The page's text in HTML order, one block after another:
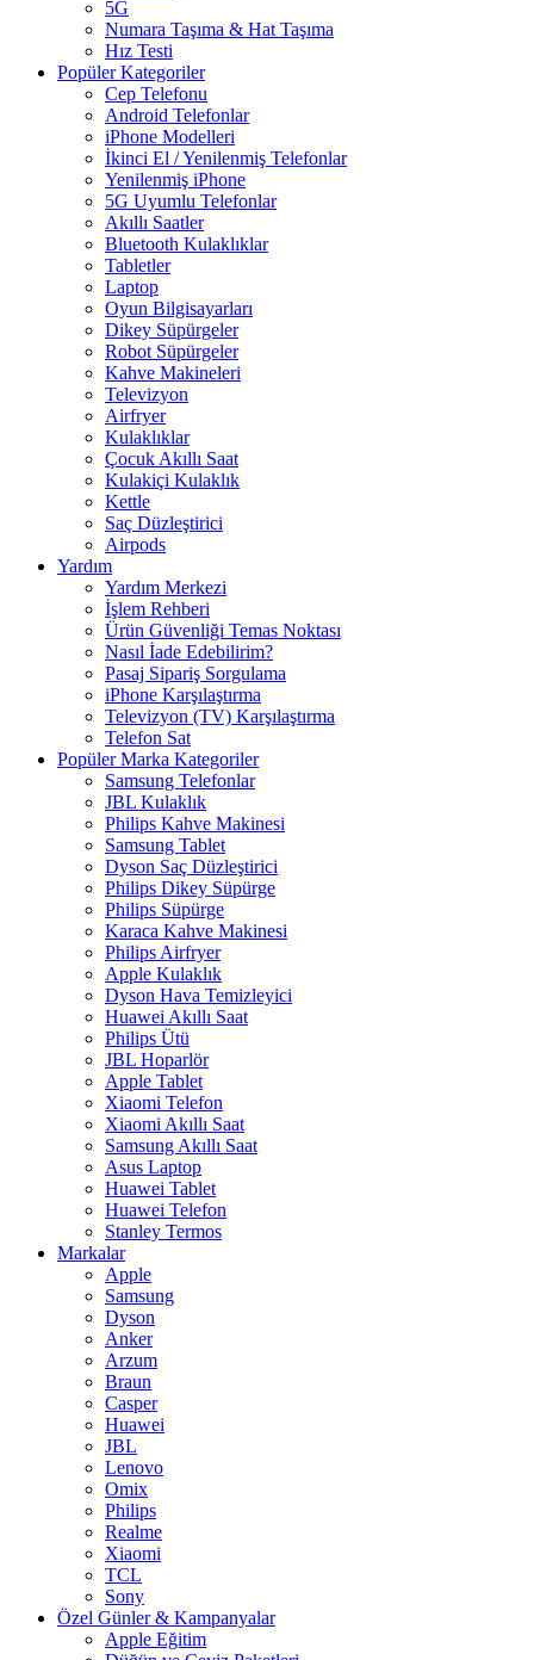
5G
Numara Taşıma & Hat Taşıma
Hız Testi
Popüler Kategoriler
Cep Telefonu
Android Telefonlar
iPhone Modelleri
İkinci El / Yenilenmiş Telefonlar
Yenilenmiş iPhone
5G Uyumlu Telefonlar
Akıllı Saatler
Bluetooth Kulaklıklar
Tabletler
Laptop
Oyun Bilgisayarları
Dikey Süpürgeler
Robot Süpürgeler
Kahve Makineleri
Televizyon
Airfryer
Kulaklıklar
Çocuk Akıllı Saat
Kulakiçi Kulaklık
Kettle
Saç Düzleştirici
Airpods
Yardım
Yardım Merkezi
İşlem Rehberi
Ürün Güvenliği Temas Noktası
Nasıl İade Edebilirim?
Pasaj Sipariş Sorgulama
iPhone Karşılaştırma
Televizyon (TV) Karşılaştırma
Telefon Sat
Popüler Marka Kategoriler
Samsung Telefonlar
JBL Kulaklık
Philips Kahve Makinesi
Samsung Tablet
Dyson Saç Düzleştirici
Philips Dikey Süpürge
Philips Süpürge
Karaca Kahve Makinesi
Philips Airfryer
Apple Kulaklık
Dyson Hava Temizleyici
Huawei Akıllı Saat
Philips Ütü
JBL Hoparlör
Apple Tablet
Xiaomi Telefon
Xiaomi Akıllı Saat
Samsung Akıllı Saat
Asus Laptop
Huawei Tablet
Huawei Telefon
Stanley Termos
Markalar
Apple
Samsung
Dyson
Anker
Arzum
Braun
Casper
Huawei
JBL
Lenovo
Omix
Philips
Realme
Xiaomi
TCL
Sony
Özel Günler & Kampanyalar
Apple Eğitim